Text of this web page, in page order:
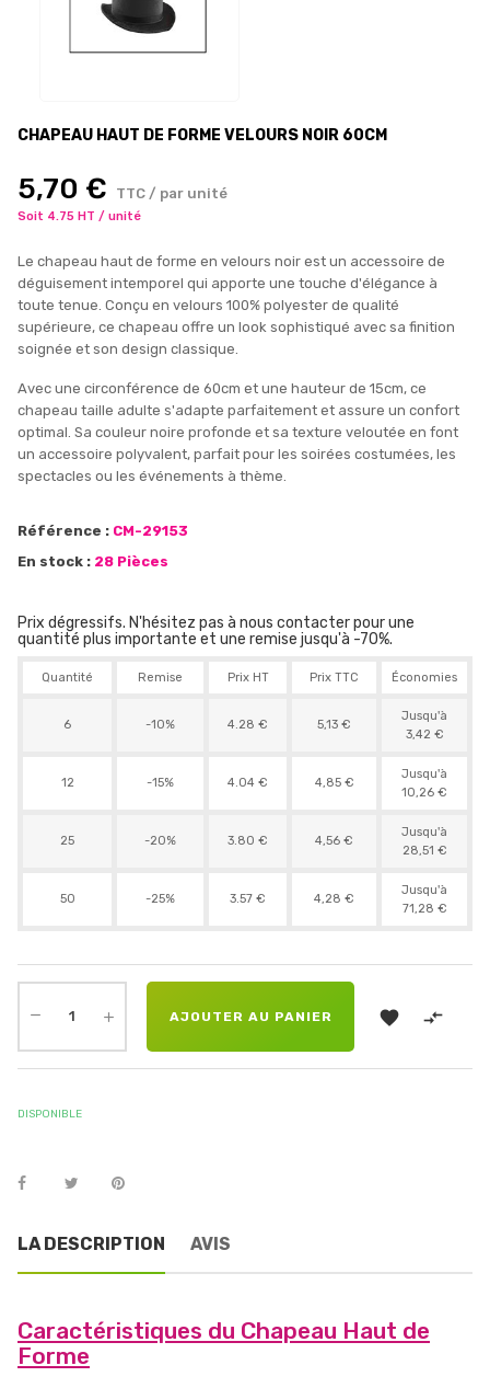
CHAPEAU HAUT DE FORME VELOURS NOIR 60CM
5,70 € TTC / par unité
Soit 4.75 HT / unité
Le chapeau haut de forme en velours noir est un accessoire de
déguisement intemporel qui apporte une touche d'élégance à
toute tenue. Conçu en velours 100% polyester de qualité
supérieure, ce chapeau offre un look sophistiqué avec sa finition
soignée et son design classique.
Avec une circonférence de 60cm et une hauteur de 15cm, ce
chapeau taille adulte s'adapte parfaitement et assure un confort
optimal. Sa couleur noire profonde et sa texture veloutée en font
un accessoire polyvalent, parfait pour les soirées costumées, les
spectacles ou les événements à thème.
Référence : CM-29153
En stock : 28 Pièces
Prix dégressifs. N'hésitez pas à nous contacter pour une
quantité plus importante et une remise jusqu'à -70%.
Quantité Remise Prix HT Prix TTC Économies
6 -10% 4.28 € 5,13 €
Jusqu'à
3,42 €
12 -15% 4.04 € 4,85 €
Jusqu'à
10,26 €
25 -20% 3.80 € 4,56 €
Jusqu'à
28,51 €
50 -25% 3.57 € 4,28 €
Jusqu'à
71,28 €
AJOUTER AU PANIER  
DISPONIBLE
LA DESCRIPTION AVIS
Caractéristiques du Chapeau Haut de
Forme